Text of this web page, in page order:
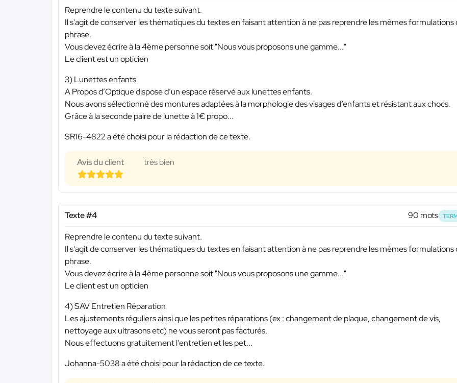
Reprendre le contenu du texte suivant.
Il s'agit de conserver les thématiques du textes en faisant attention à ne pas reprendre les mêmes formulations
phrase.
Vous devez écrire à la 4ème personne soit "Nous vous proposons une gamme..."
Le client est un opticien
3) Lunettes enfants
A Propos d’Optique dispose d’un espace réservé aux lunettes enfants.
Nous avons sélectionné des montures adaptées à la morphologie des visages d’enfants et résistant aux chocs.
Grâce à la seconde paire de lunette à 1€ propo...
SR16-4822 a été choisi pour la rédaction de ce texte.
Avis du client très bien
Texte #4 90 mots
Reprendre le contenu du texte suivant.
Il s'agit de conserver les thématiques du textes en faisant attention à ne pas reprendre les mêmes formulations
phrase.
Vous devez écrire à la 4ème personne soit "Nous vous proposons une gamme..."
Le client est un opticien
4) SAV Entretien Réparation
Les ajustements réguliers ainsi que les petites réparations (ex : changement de plaque, changement de vis,
nettoyage aux ultrasons etc) ne vous seront pas facturés.
Nous effectuons gratuitement l’entretien et les pet...
Johanna-5038 a été choisi pour la rédaction de ce texte.